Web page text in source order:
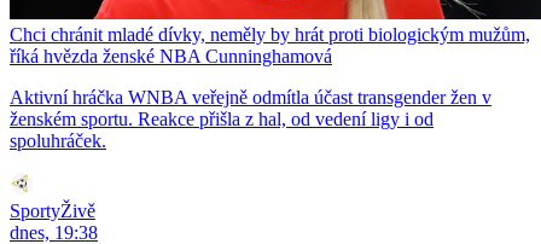
Chci chránit mladé dívky, neměly by hrát proti biologickým mužům,
říká hvězda ženské NBA Cunninghamová
Aktivní hráčka WNBA veřejně odmítla účast transgender žen v
ženském sportu. Reakce přišla z hal, od vedení ligy i od
spoluhráček.
SportyŽivě
dnes, 19:38